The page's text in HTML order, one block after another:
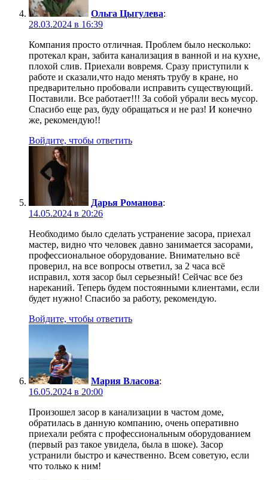
Ольга Цыгулева:
28.03.2024 в 16:39
Компания просто отличная. Проблем было несколько:
протекал кран, забита канализация в ванной и на кухне,
плохой слив. Приехали вовремя. Сразу приступили к
работе и сказали,что надо менять трубу в кране, но
предварительно пробовали исправить существующий.
Поставили. Все работает!!! За собой убрали весь мусор.
Спасибо еще раз, буду обращаться и не раз! И конечно
же, рекомендую!!
Войдите, чтобы ответить
Дарья Романова:
14.05.2024 в 20:26
Необходимо было сделать устранение засора, приехал
мастер, видно что человек давно занимается засорами,
профессиональное оборудование. Внимательно всё
проверил, на все вопросы ответил, за 2 часа всё
исправил, хотя засор был серьезный! Сейчас все без
нареканий. Теперь будем постоянными клиентами, если
будет нужно! Спасибо за работу, рекомендую.
Войдите, чтобы ответить
Мария Власова:
16.05.2024 в 20:00
Произошел засор в канализации в частом доме,
обратилась в данную компанию, очень оперативно
приехали ребята с профессиональным оборудованием
(первый раз такое увидела, была в шоке). Засор
устранили быстро и качественно. Всем советую, если
что только к ним!